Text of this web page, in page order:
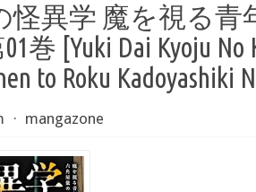
怪異学 魔を視る青
巻 [Yuki Dai Kyoju No
to Roku Kadoyashiki
⋅ mangazone